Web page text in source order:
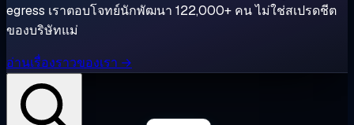
egress เราตอบโจทย์นักพัฒนา 122,000+ คน ไม่ใช่สเปรดชีต
ของบริษัทแม่
อ่านเรื่องราวของเรา →